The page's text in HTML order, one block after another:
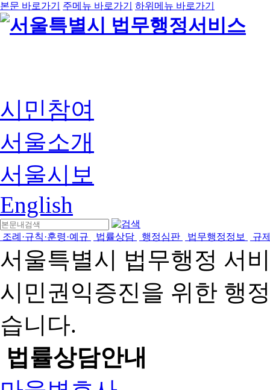
본문 바로가기 주메뉴 바로가기 하위메뉴 바로가기
시민참여
서울소개
서울시보
English
조례·규칙·훈령·예규 법률상담 행정심판 법무행정정보 규
서울특별시 법무행정 서
시민권익증진을 위한 행
습니다.
법률상담안내